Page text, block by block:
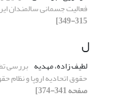
فعالیت جسمانی سالمندان
315-349]
ل
لطیف زاده، مهدیه بررسی
حقوق اتحادیه اروپا و نظام
صفحه 341-374]